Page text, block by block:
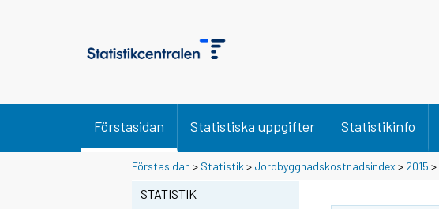
Förstasidan Statistiska uppgifter Statistikinfo
Förstasidan > Statistik > Jordbyggnadskostnadsindex > 2015 >
STATISTIK